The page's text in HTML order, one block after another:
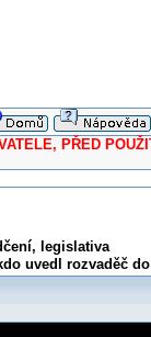
PŘED
legislativa
uvedl rozvaděč